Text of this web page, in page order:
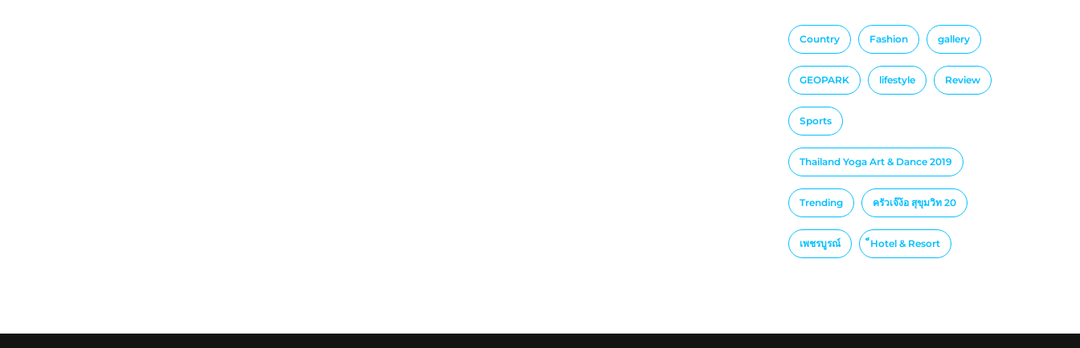
Country Fashion gallery
GEOPARK lifestyle Review
Sports
Thailand Yoga Art & Dance 2019
Trending ครัวเจ๊ง้อ สุขุมวิท 20
เพชรบูรณ์ ็Hotel & Resort